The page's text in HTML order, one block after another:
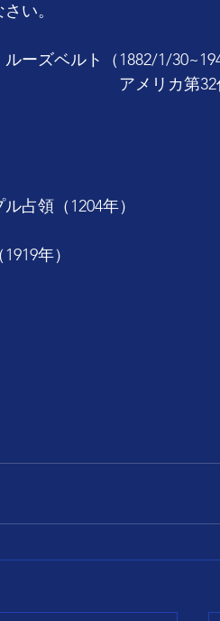
い。
（1882/1/30~1945/
代大
占領（1204年）
年）